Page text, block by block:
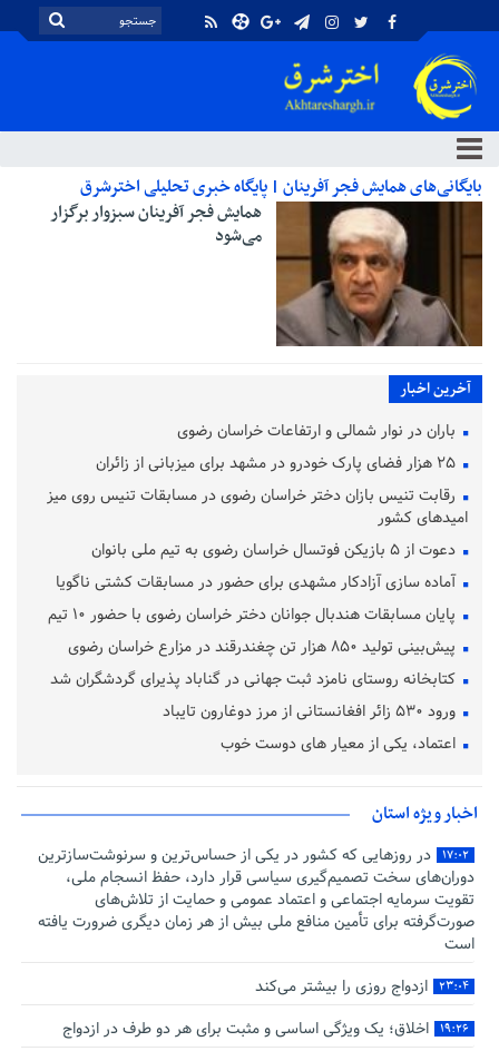
بایگانی‌های همایش فجر آفرینان | پایگاه خبری تحلیلی اخترشرق
همایش فجر آفرینان سبزوار برگزار
می‌شود
آخرین اخبار
باران در نوار شمالی و ارتفاعات خراسان رضوی
رقابت تنیس بازان دختر خراسان رضوی در مسابقات تنیس روی میز
امیدهای کشور
دعوت از ۵ بازیکن فوتسال خراسان رضوی به تیم ملی بانوان
آماده‌ سازی آزادکار مشهدی برای حضور در مسابقات کشتی ناگویا
پایان مسابقات هندبال جوانان دختر خراسان رضوی با حضور ۱۰ تیم
پیش‌بینی تولید ۸۵۰ هزار تن چغندرقند در مزارع خراسان رضوی
کتابخانه روستای نامزد ثبت جهانی در گناباد پذیرای گردشگران شد
ورود ۵۳۰ زائر افغانستانی از مرز دوغارون تایباد
اعتماد، یکی از معیار های دوست خوب
اخبار ویژه استان
۱۷:۰۲
در روزهایی که کشور در یکی از حساس‌ترین و سرنوشت‌سازترین
دوران‌های سخت تصمیم‌گیری سیاسی قرار دارد، حفظ انسجام ملی،
تقویت سرمایه اجتماعی و اعتماد عمومی و حمایت از تلاش‌های
صورت‌گرفته برای تأمین منافع ملی بیش از هر زمان دیگری ضرورت یافته
است
۲۳:۰۴ ازدواج روزی را بیشتر می‌کند
۱۹:۲۶ اخلاق؛ یک ویژگی اساسی و مثبت برای هر دو طرف در ازدواج